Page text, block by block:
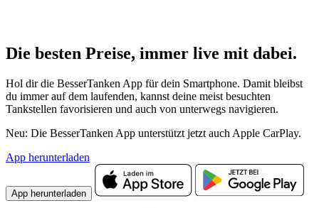
Die besten Preise, immer live mit dabei.
Hol dir die BesserTanken App für dein Smartphone. Damit bleibst
du immer auf dem laufenden, kannst deine meist besuchten
Tankstellen favorisieren und auch von unterwegs navigieren.
Neu: Die BesserTanken App unterstützt jetzt auch Apple CarPlay.
App herunterladen
App herunterladen